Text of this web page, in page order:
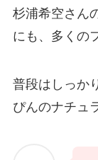
杉浦希空さん
にも、多くの
普段はしっか
ぴんのナチュ